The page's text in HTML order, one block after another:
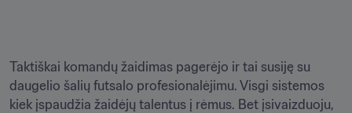
Taktiškai komandų žaidimas pagerėjo ir tai susiję su
daugelio šalių futsalo profesionalėjimu. Visgi sistemos
kiek įspaudžia žaidėjų talentus į rėmus. Bet įsivaizduoju,